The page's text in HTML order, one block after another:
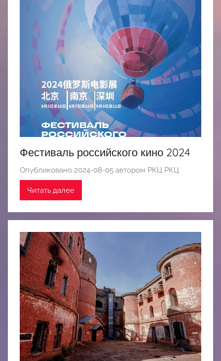
Фестиваль российского кино 2024
Опубликовано 2024-08-05 автором РКЦ РКЦ
Читать далее